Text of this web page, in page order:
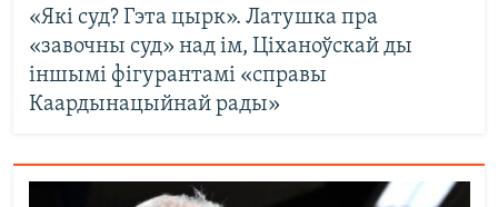
«Які суд? Гэта цырк». Латушка пра
«завочны суд» над ім, Ціханоўскай ды
іншымі фігурантамі «справы
Каардынацыйнай рады»